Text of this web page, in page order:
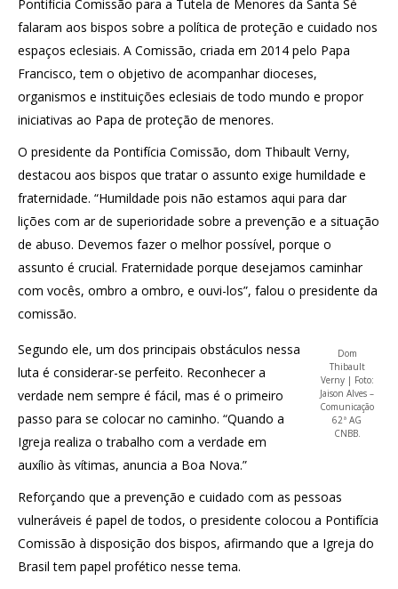
Pontifícia Comissão para a Tutela de Menores da Santa Sé
falaram aos bispos sobre a política de proteção e cuidado nos
espaços eclesiais. A Comissão, criada em 2014 pelo Papa
Francisco, tem o objetivo de acompanhar dioceses,
organismos e instituições eclesiais de todo mundo e propor
iniciativas ao Papa de proteção de menores.
O presidente da Pontifícia Comissão, dom Thibault Verny,
destacou aos bispos que tratar o assunto exige humildade e
fraternidade. “Humildade pois não estamos aqui para dar
lições com ar de superioridade sobre a prevenção e a situação
de abuso. Devemos fazer o melhor possível, porque o
assunto é crucial. Fraternidade porque desejamos caminhar
com vocês, ombro a ombro, e ouvi-los”, falou o presidente da
comissão.
Dom
Thibault
Verny | Foto:
Jaison Alves –
Comunicação
62ª AG
CNBB.
Segundo ele, um dos principais obstáculos nessa
luta é considerar-se perfeito. Reconhecer a
verdade nem sempre é fácil, mas é o primeiro
passo para se colocar no caminho. “Quando a
Igreja realiza o trabalho com a verdade em
auxílio às vítimas, anuncia a Boa Nova.”
Reforçando que a prevenção e cuidado com as pessoas
vulneráveis é papel de todos, o presidente colocou a Pontifícia
Comissão à disposição dos bispos, afirmando que a Igreja do
Brasil tem papel profético nesse tema.